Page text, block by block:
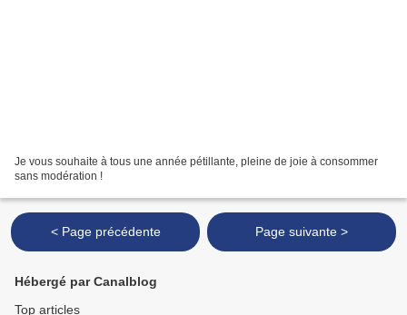
Je vous souhaite à tous une année pétillante, pleine de joie à consommer
sans modération !
< Page précédente Page suivante >
Hébergé par Canalblog
Top articles